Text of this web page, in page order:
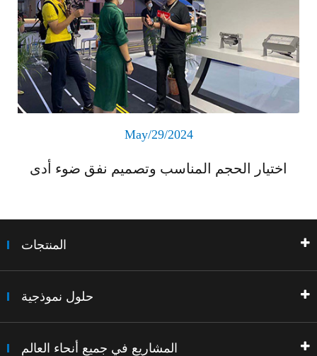
May/29/2024
اختيار الحجم المناسب وتصميم نفق ضوء أدى
المنتجات
حلول نموذجية
المشاريع في جميع أنحاء العالم